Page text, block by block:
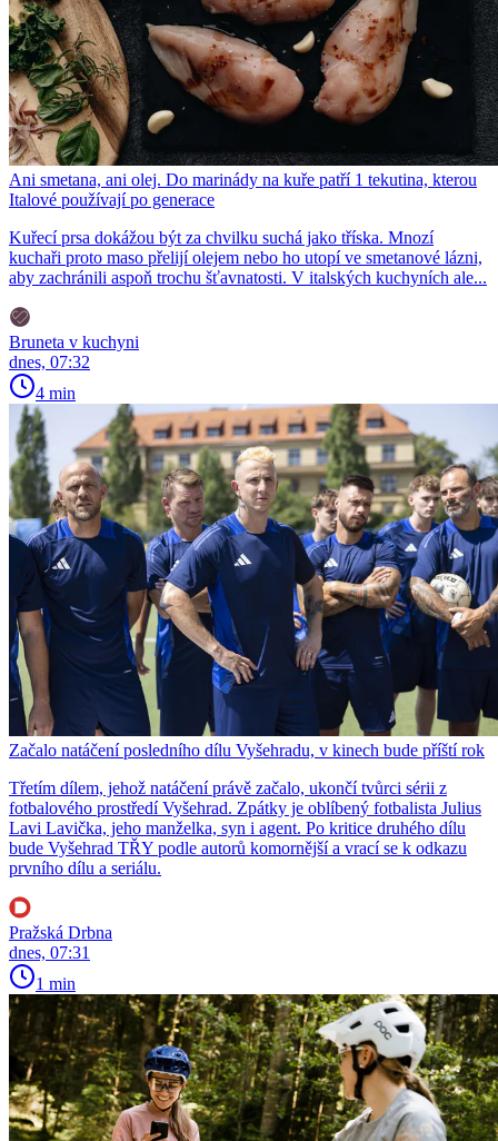
Ani smetana, ani olej. Do marinády na kuře patří 1 tekutina, kterou
Italové používají po generace
Kuřecí prsa dokážou být za chvilku suchá jako tříska. Mnozí
kuchaři proto maso přelijí olejem nebo ho utopí ve smetanové lázni,
aby zachránili aspoň trochu šťavnatosti. V italských kuchyních ale...
Bruneta v kuchyni
dnes, 07:32
4 min
Začalo natáčení posledního dílu Vyšehradu, v kinech bude příští rok
Třetím dílem, jehož natáčení právě začalo, ukončí tvůrci sérii z
fotbalového prostředí Vyšehrad. Zpátky je oblíbený fotbalista Julius
Lavi Lavička, jeho manželka, syn i agent. Po kritice druhého dílu
bude Vyšehrad TŘY podle autorů komornější a vrací se k odkazu
prvního dílu a seriálu.
Pražská Drbna
dnes, 07:31
1 min